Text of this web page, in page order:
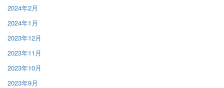
2024年2月
2024年1月
2023年12月
2023年11月
2023年10月
2023年9月